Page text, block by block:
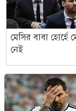
মেসির বাবা হোর্হে
নেই